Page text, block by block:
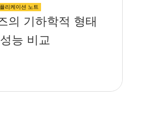
리케이션 노트
의 기하학적 형태
능 비교